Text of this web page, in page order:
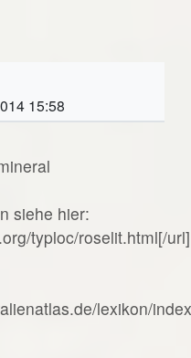
15:58
siehe hier:
typloc/roselit.html[/url]
lexikon/